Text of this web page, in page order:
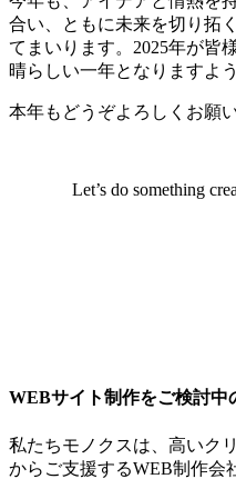
合い、ともに未来を切り拓
てまいります。2025年が皆
晴らしい一年となりますよ
本年もどうぞよろしくお願
Let’s do something
WEBサイト制作をご検討中
私たちモノクスは、高いク
からご支援するWEB制作会